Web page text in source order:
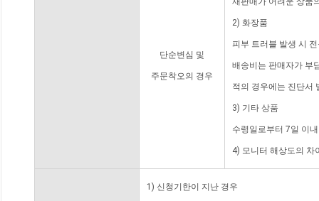
단순변심 및
주문착오의 경우
2) 화장품
피부 트러블 발생 시
배송비는 판매자가 부
적의 경우에는 진단서
3) 기타 상품
수령일로부터 7일 이
4) 모니터 해상도의 차
1) 신청기한이 지난 경우